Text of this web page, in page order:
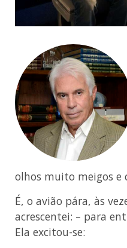
olhos muito meigos
É, o avião pára, às
acrescentei: – para
Ela excitou-se: